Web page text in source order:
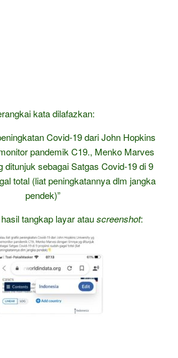
kata dilafazkan:
Covid-19 dari John Hopkins
pandemik C19., Menko Marves
ditunjuk sebagai Satgas Covid-19 di 9
total (liat peningkatannya dlm jangka
pendek)”
tangkap layar atauscreenshot: